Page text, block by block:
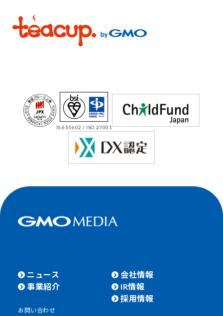
IS 655602 / ISO 27001
ニュース
事業紹介
会社情報
IR情報
採用情報
お問い合わせ